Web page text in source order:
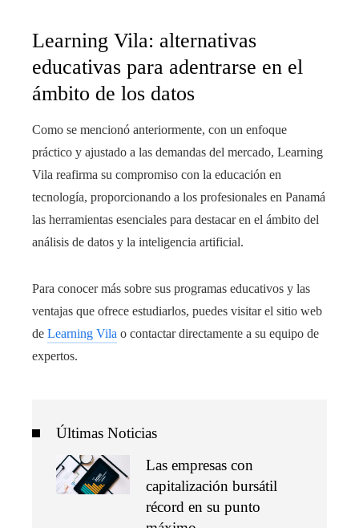
Learning Vila: alternativas
educativas para adentrarse en el
ámbito de los datos
Como se mencionó anteriormente, con un enfoque
práctico y ajustado a las demandas del mercado, Learning
Vila reafirma su compromiso con la educación en
tecnología, proporcionando a los profesionales en Panamá
las herramientas esenciales para destacar en el ámbito del
análisis de datos y la inteligencia artificial.
Para conocer más sobre sus programas educativos y las
ventajas que ofrece estudiarlos, puedes visitar el sitio web
de Learning Vila o contactar directamente a su equipo de
expertos.
Últimas Noticias
Las empresas con
capitalización bursátil
récord en su punto